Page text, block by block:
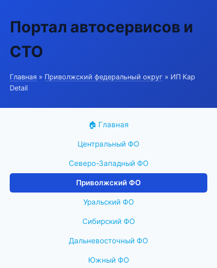
Портал автосервисов и
СТО
Главная » Приволжский федеральный округ » ИП Кар
Detail
🏠 Главная
Центральный ФО
Северо-Западный ФО
Приволжский ФО
Уральский ФО
Сибирский ФО
Дальневосточный ФО
Южный ФО